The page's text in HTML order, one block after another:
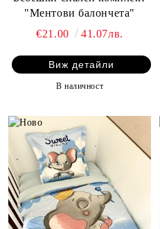
"Ментови балончета"
€21.00
41.07лв.
Виж детайли
В наличност